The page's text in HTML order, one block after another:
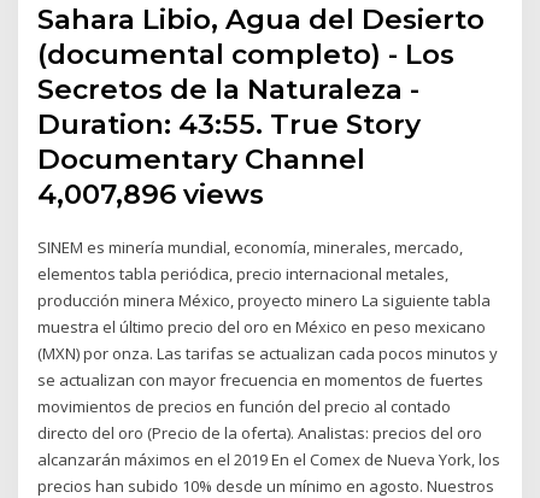
Sahara Libio, Agua del Desierto
(documental completo) - Los
Secretos de la Naturaleza -
Duration: 43:55. True Story
Documentary Channel
4,007,896 views
SINEM es minería mundial, economía, minerales, mercado,
elementos tabla periódica, precio internacional metales,
producción minera México, proyecto minero La siguiente tabla
muestra el último precio del oro en México en peso mexicano
(MXN) por onza. Las tarifas se actualizan cada pocos minutos y
se actualizan con mayor frecuencia en momentos de fuertes
movimientos de precios en función del precio al contado
directo del oro (Precio de la oferta). Analistas: precios del oro
alcanzarán máximos en el 2019 En el Comex de Nueva York, los
precios han subido 10% desde un mínimo en agosto. Nuestros